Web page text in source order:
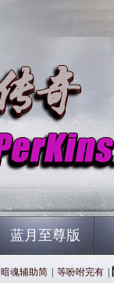
蓝月至尊版
暗魂辅助简 等吩咐完有